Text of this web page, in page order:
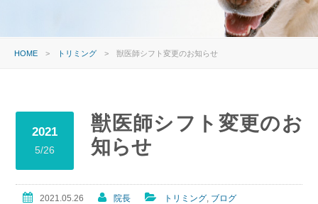
HOME > トリミング > 獣医師シフト変更のお知らせ
2021
5/26
獣医師シフト変更のお
知らせ
2021.05.26 院長 トリミング ブログ